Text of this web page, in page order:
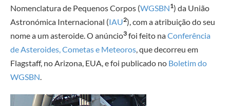
Nomenclatura de Pequenos Corpos (WGSBN1) da União
Astronómica Internacional (IAU2), com a atribuição do seu
nome a um asteroide. O anúncio3 foi feito naConferência
de Asteroides, Cometas e Meteoros, que decorreu em
Flagstaff, no Arizona, EUA, e foi publicado no Boletim do
WGSBN.